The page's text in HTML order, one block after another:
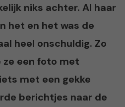
niks achter. Al haar
het en het was de
heel onschuldig. Zo
een foto met
met een gekke
berichtjes naar de